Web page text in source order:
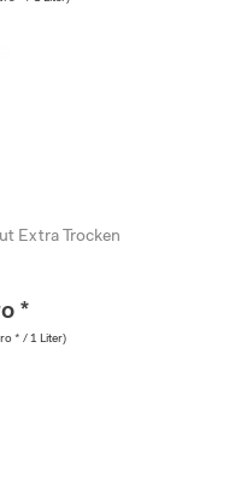
Extra Trocken
*
* / 1 Liter)